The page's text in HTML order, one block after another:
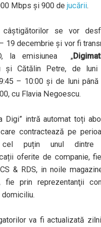
Mbps și 900 dejucării.
câștigătorilor se vor
19 decembrie și vor fi
la emisiunea „
și Cătălin Petre, de
– 10:00 și de luni
cu Flavia Negoescu.
Digi” intră automat toți
contractează pe
cel puțin unul dintre
oferite de companie,
& RDS, in noile
fie prin reprezentanţii
va fi actualizată